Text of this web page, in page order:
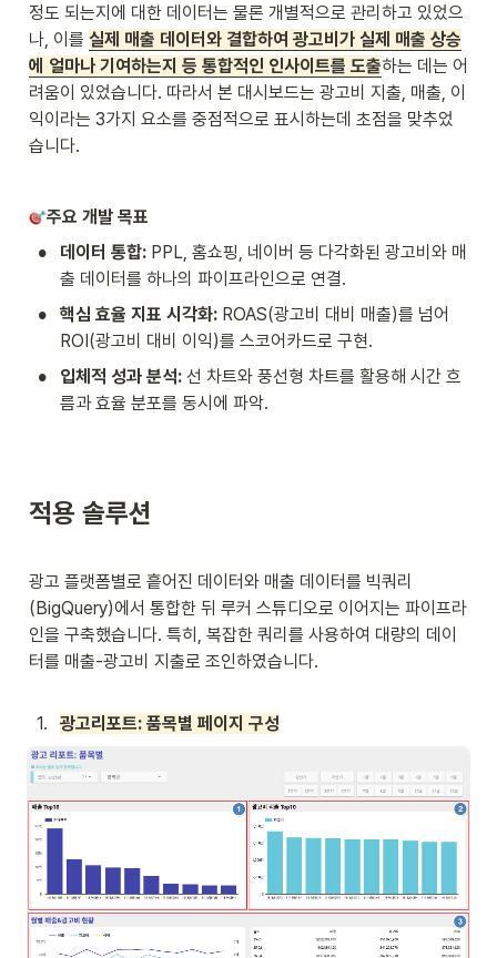
정도 되는지에 대한 데이터는 물론 개별적으로 관리하고 있었으
나, 이를 실제 매출 데이터와 결합하여 광고비가 실제 매출 상승
에 얼마나 기여하는지 등 통합적인 인사이트를 도출하는 데는 어
려움이 있었습니다. 따라서 본 대시보드는 광고비 지출, 매출, 이
익이라는 3가지 요소를 중점적으로 표시하는데 초점을 맞추었
습니다.
주요 개발 목표
• 데이터 통합: PPL, 홈쇼핑, 네이버 등 다각화된 광고비와 매
출 데이터를 하나의 파이프라인으로 연결.
• 핵심 효율 지표 시각화: ROAS(광고비 대비 매출)를 넘어
ROI(광고비 대비 이익)를 스코어카드로 구현.
• 입체적 성과 분석: 선 차트와 풍선형 차트를 활용해 시간 흐
름과 효율 분포를 동시에 파악.
적용 솔루션
광고 플랫폼별로 흩어진 데이터와 매출 데이터를 빅쿼리
(BigQuery)에서 통합한 뒤 루커 스튜디오로 이어지는 파이프라
인을 구축했습니다. 특히, 복잡한 쿼리를 사용하여 대량의 데이
터를 매출-광고비 지출로 조인하였습니다.
1. 광고리포트: 품목별 페이지 구성